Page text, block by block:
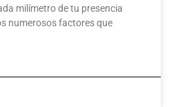
milímetro de tu presencia
numerosos factores que